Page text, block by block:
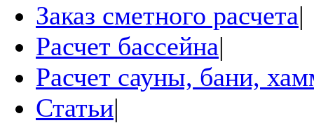
Заказ сметного расчета|
Расчет бассейна|
Расчет сауны, бани,
Статьи|